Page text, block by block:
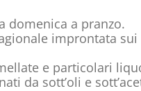
domenica a pranzo.
improntata sui
e particolari
da sott’oli e